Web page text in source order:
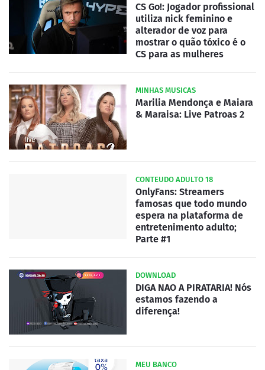
CS Go!: Jogador profissional
utiliza nick feminino e
alterador de voz para
mostrar o quão tóxico é o
CS para as mulheres
MINHAS MUSICAS
Marilia Mendonça e Maiara
& Maraisa: Live Patroas 2
CONTEUDO ADULTO 18
OnlyFans: Streamers
famosas que todo mundo
espera na plataforma de
entretenimento adulto;
Parte #1
DOWNLOAD
DIGA NAO A PIRATARIA! Nós
estamos fazendo a
diferença!
MEU BANCO